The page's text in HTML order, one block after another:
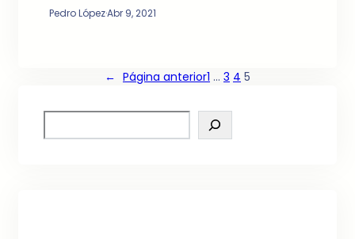
Pedro López·Abr 9, 2021
← Página anterior1 … 3 4 5
e